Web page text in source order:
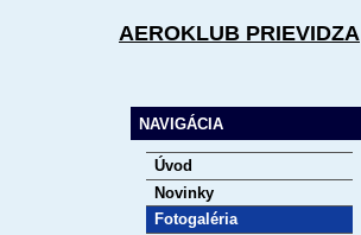
AEROKLUB PRIEVIDZA
NAVIGÁCIA
Úvod
Novinky
Fotogaléria